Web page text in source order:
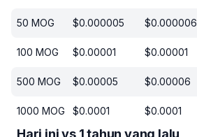
50 MOG $0.000005 $0.000006
100 MOG $0.00001 $0.00001
500 MOG $0.00005 $0.00006
1000 MOG $0.0001 $0.0001
Hari ini vs 1 tahun yang lalu